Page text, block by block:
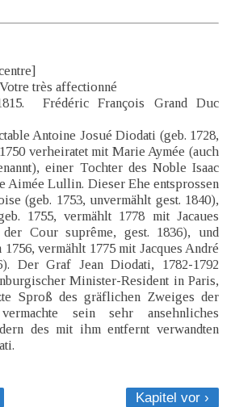
très affectionné
Frédéric François Grand Duc
Antoine Josué Diodati (geb. 1728,
verheiratet mit Marie Aymée (auch
einer Tochter des Noble Isaac
Aimée Lullin. Dieser Ehe entsprossen
(geb. 1753, unvermählt gest. 1840),
1755, vermählt 1778 mit Jacaues
Cour suprême, gest. 1836), und
vermählt 1775 mit Jacques André
Der Graf Jean Diodati, 1782-1792
Minister-Resident in Paris,
Sproß des gräflichen Zweiges der
sein sehr ansehnliches
des mit ihm entfernt verwandten
Kapitel vor ›